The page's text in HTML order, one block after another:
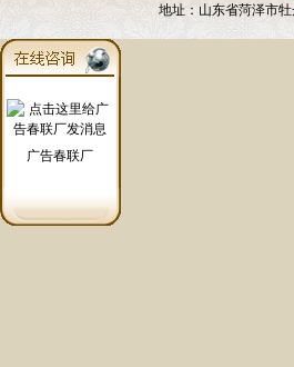
地址：山东省菏泽市
广告春联厂